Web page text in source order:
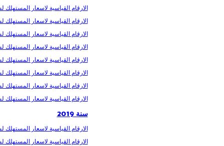
الارقام القياسية لاسعار المستهلك
الارقام القياسية لاسعار المستهلك
الارقام القياسية لاسعار المستهلك
الارقام القياسية لاسعار المستهلك
الارقام القياسية لاسعار المستهلك
الارقام القياسية لاسعار المستهلك
الارقام القياسية لاسعار المستهلك
الارقام القياسية لاسعار المستهلك
سنة 2019
الارقام القياسية لاسعار المستهلك
الارقام القياسية لاسعار المستهلك